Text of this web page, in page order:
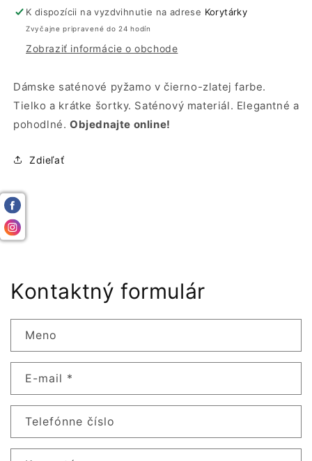
Luxusné
pyžamo
|
Altex
Luxusné
pyžamo
Altex
K dispozícii na vyzdvihnutie na adrese Korytárky
Zvyčajne pripravené do 24 hodín
Zobraziť informácie o obchode
Dámske saténové pyžamo v čierno-zlatej farbe.
Tielko a krátke šortky. Saténový materiál. Elegantné a
pohodlné. Objednajte online!
Zdieľať
Kontaktný formulár
Meno
E-mail *
Telefónne číslo